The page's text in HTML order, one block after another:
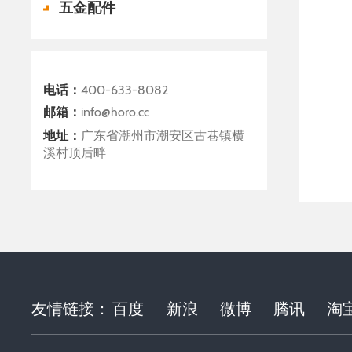
五金配件
电话：400-633-8082
邮箱： info@horo.cc
地址： 广东省潮州市潮安区古巷镇横
溪村顶后畔
友情链接： 百度 新浪 微博 腾讯 淘